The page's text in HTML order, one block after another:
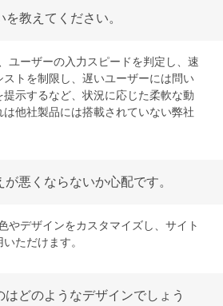
教えてください。
ユーザーの入力スピードを判定し、速
ストを制限し、遅いユーザーには問い
示するなど、状況に応じた柔軟な動
は他社製品には搭載されていない弊社
悪くならないか心配です。
やデザインをカスタマイズし、サイト
ただけます。
どのようなデザインでしょう